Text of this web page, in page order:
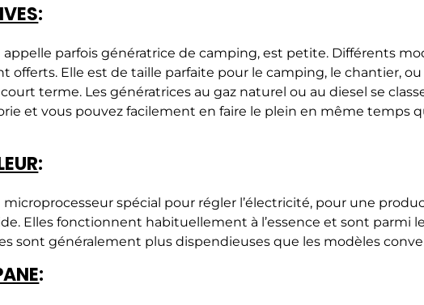
:
appelle parfois génératrice de camping, est petite. Différents
offerts. Elle est de taille parfaite pour le camping, le chantier,
terme. Les génératrices au gaz naturel ou au diesel se
et vous pouvez facilement en faire le plein en même temps
:
spécial pour régler l’électricité, pour une
Elles fonctionnent habituellement à l’essence et sont parmi
sont généralement plus dispendieuses que les modèles
: